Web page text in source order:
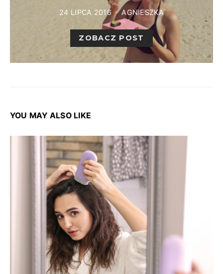
24 LIPCA 2016 AGNIESZKA
ZOBACZ POST
YOU MAY ALSO LIKE